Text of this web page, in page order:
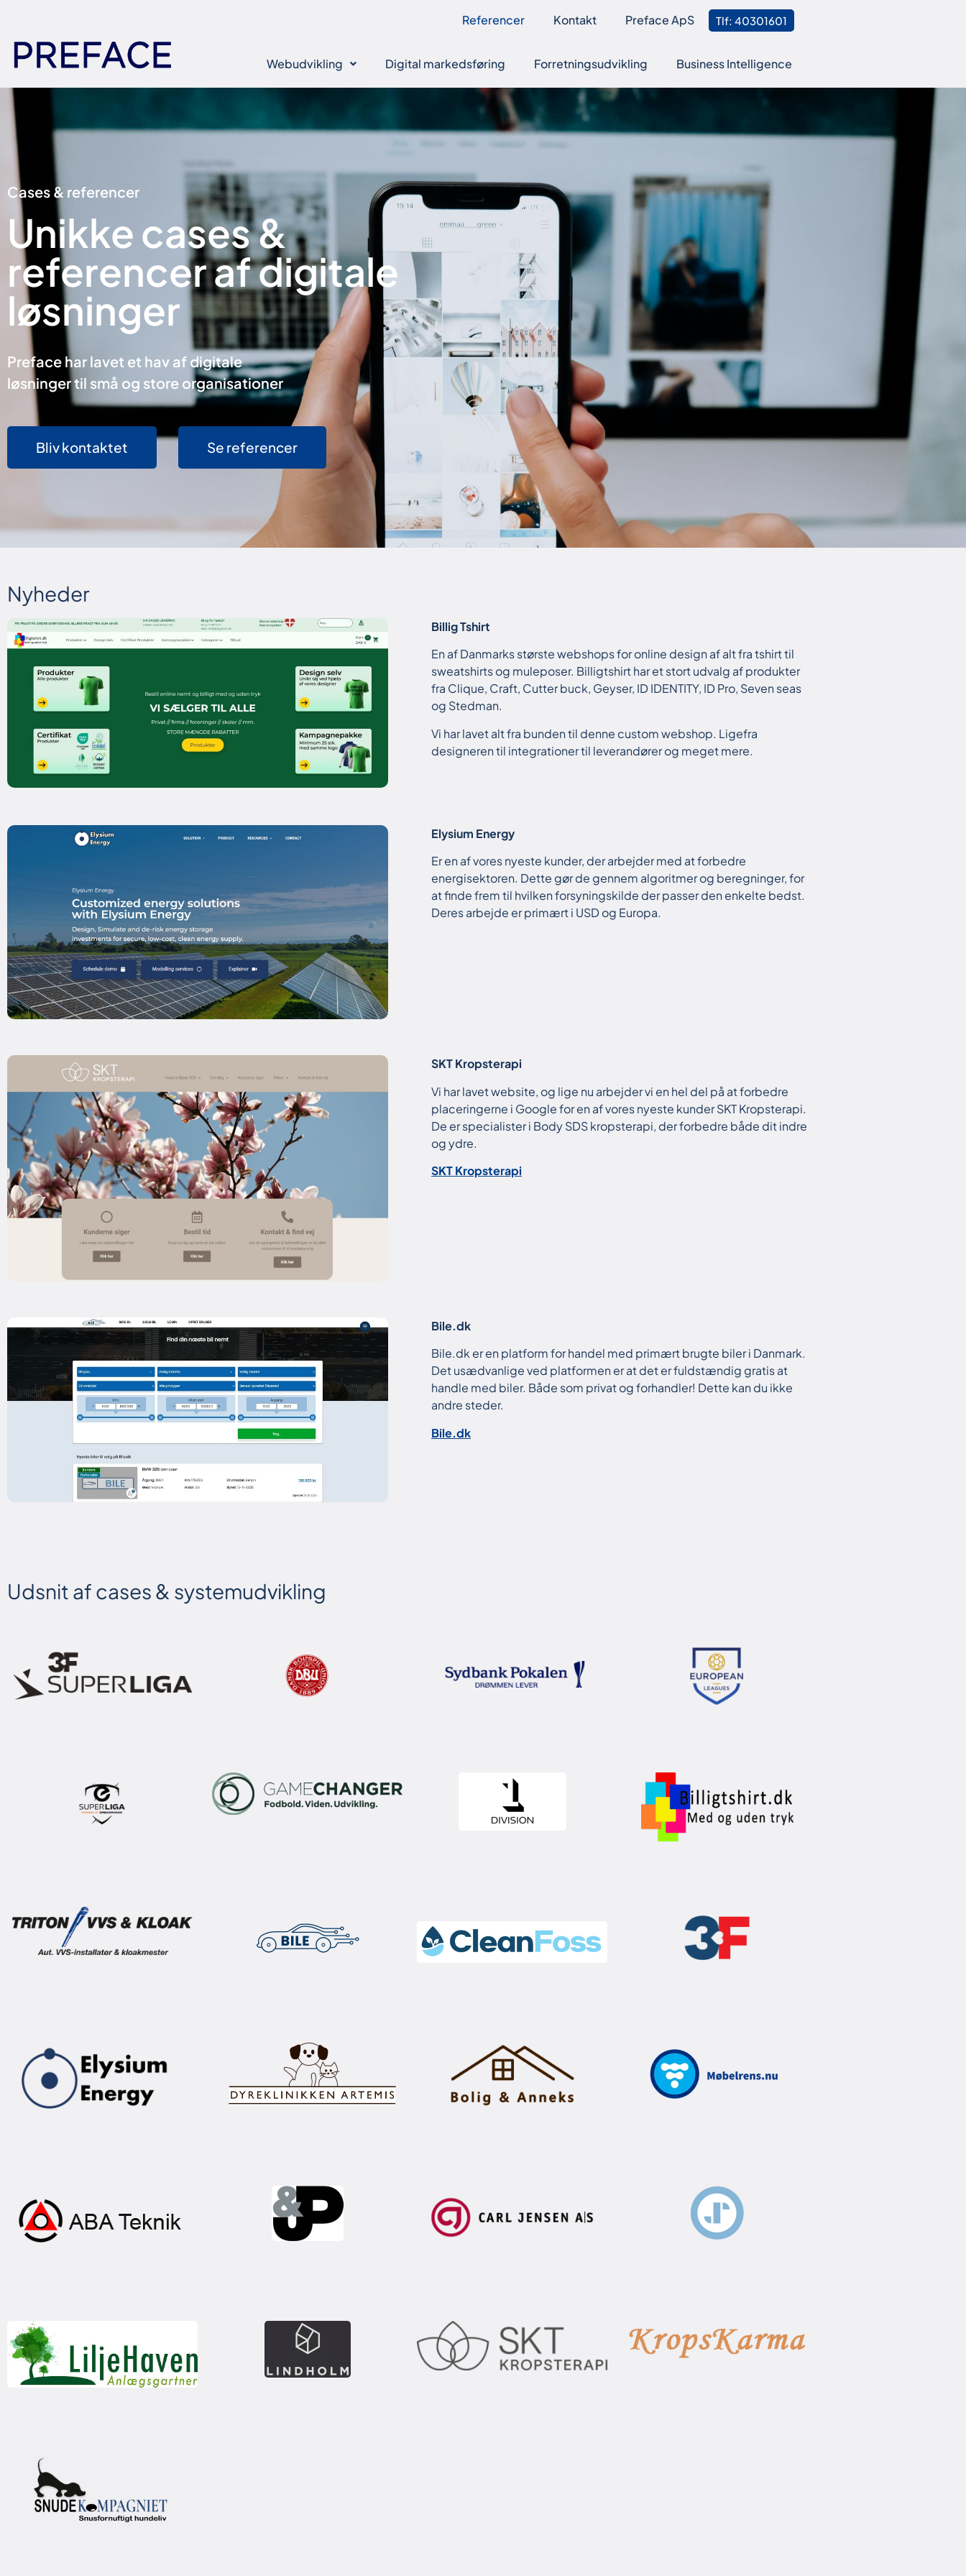
Referencer Kontakt Preface ApS Tlf: 40301601
Webudvikling Digital markedsføring Forretningsudvikling Business Intelligence
Cases & referencer
Unikke cases &
referencer af digitale
løsninger
Preface har lavet et hav af digitale
løsninger til små og store organisationer
Bliv kontaktet Se referencer
Nyheder
Billig Tshirt
En af Danmarks største webshops for online design af alt fra tshirt til
sweatshirts og muleposer. Billigtshirt har et stort udvalg af produkter
fra Clique, Craft, Cutter buck, Geyser, ID IDENTITY, ID Pro, Seven seas
og Stedman.
Vi har lavet alt fra bunden til denne custom webshop. Ligefra
designeren til integrationer til leverandører og meget mere.
Elysium Energy
Er en af vores nyeste kunder, der arbejder med at forbedre
energisektoren. Dette gør de gennem algoritmer og beregninger, for
at finde frem til hvilken forsyningskilde der passer den enkelte bedst.
Deres arbejde er primært i USD og Europa.
SKT Kropsterapi
Vi har lavet website, og lige nu arbejder vi en hel del på at forbedre
placeringerne i Google for en af vores nyeste kunder SKT Kropsterapi.
De er specialister i Body SDS kropsterapi, der forbedre både dit indre
og ydre.
SKT Kropsterapi
Bile.dk
Bile.dk er en platform for handel med primært brugte biler i Danmark.
Det usædvanlige ved platformen er at det er fuldstændig gratis at
handle med biler. Både som privat og forhandler! Dette kan du ikke
andre steder.
Bile.dk
Udsnit af cases & systemudvikling